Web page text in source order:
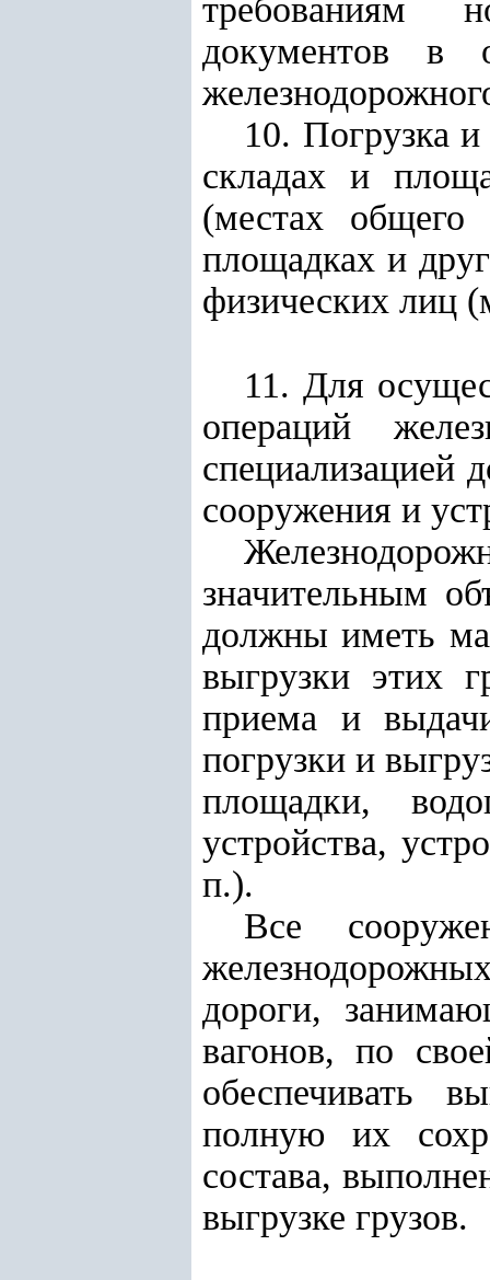
требованиям
документов в
10. Погрузка
складах и
(местах общего
площадках и
физических лиц
11. Для
операций
специализацией
сооружения и
значительным
должны иметь
выгрузки этих
приема и
погрузки и
площадки,
устройства,
п.).
Все
дороги,
вагонов, по
обеспечивать
полную их
состава,
выгрузке грузов.